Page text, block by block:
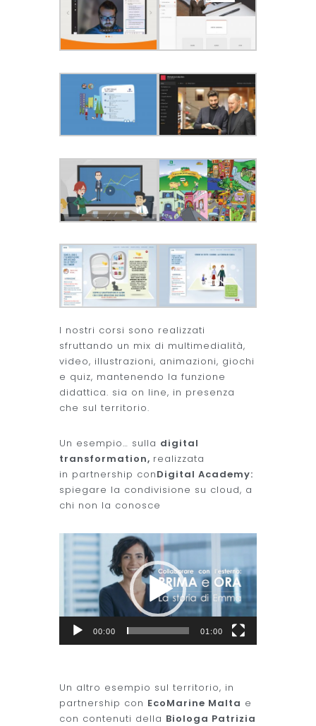
I nostri corsi sono realizzati
sfruttando un mix di multimedialità,
video, illustrazioni, animazioni, giochi
e quiz, mantenendo la funzione
didattica. sia on line, in presenza
che sul territorio.
Un esempio… sulla digital
transformation, realizzata
in partnership conDigital Academy:
spiegare la condivisione su cloud, a
chi non la conosce
Video
Player
00:00 01:00
Un altro esempio sul territorio, in
partnership con EcoMarine Malta e
con contenuti della Biologa Patrizia